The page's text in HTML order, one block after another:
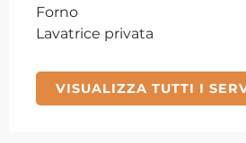
Forno
Lavatrice privata
VISUALIZZA TUTTI I